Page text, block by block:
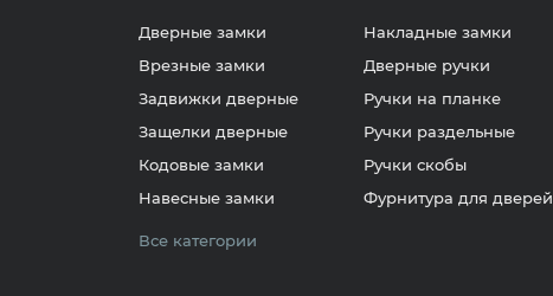
Дверные замки
Врезные замки
Задвижки дверные
Защелки дверные
Кодовые замки
Навесные замки
Накладные замки
Дверные ручки
Ручки на планке
Ручки раздельные
Ручки скобы
Фурнитура для дверей
Все категории